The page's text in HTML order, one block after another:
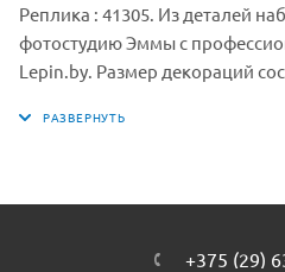
Реплика : 41305. Из деталей
фотостудию Эммы с
Lepin.by. Размер декораций
элементы для создания
+375 (29)